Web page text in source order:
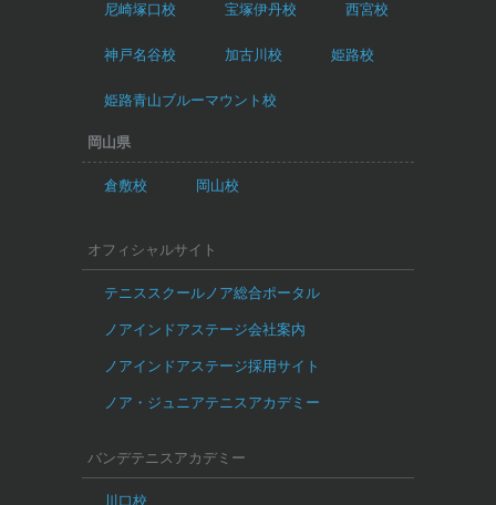
尼崎塚口校 宝塚伊丹校 西宮校
神戸名谷校 加古川校 姫路校
姫路青山ブルーマウント校
岡山県
倉敷校 岡山校
オフィシャルサイト
テニススクールノア総合ポータル
ノアインドアステージ会社案内
ノアインドアステージ採用サイト
ノア・ジュニアテニスアカデミー
バンデテニスアカデミー
川口校